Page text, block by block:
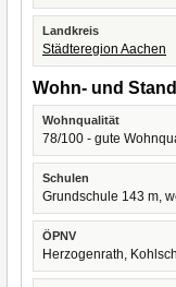
Landkreis
Städteregion Aachen
Wohn- und
Wohnqualität
78/100 - gute
Schulen
Grundschule 143 m,
ÖPNV
Herzogenrath,